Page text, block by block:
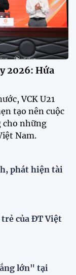
giải bóng đá
sẽ tung đội
để mua vé xem
bán kết